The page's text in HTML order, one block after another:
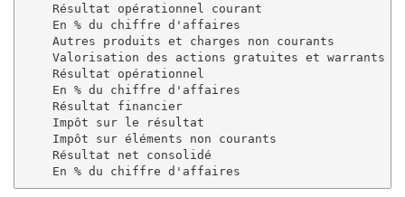
Résultat opérationnel courant
En % du chiffre d'affaires
Autres produits et charges non courants
Valorisation des actions gratuites et warrants
Résultat opérationnel
En % du chiffre d'affaires
Résultat financier
Impôt sur le résultat
Impôt sur éléments non courants
Résultat net consolidé